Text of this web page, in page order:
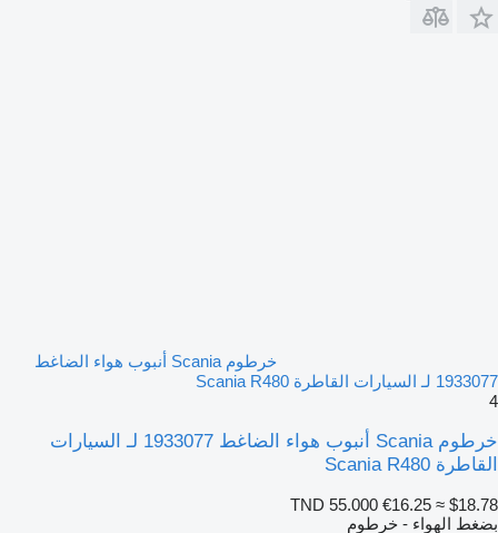
خرطوم Scania أنبوب هواء الضاغط
1933077 لـ السيارات القاطرة Scania R480
4
خرطوم Scania أنبوب هواء الضاغط 1933077 لـ السيارات
القاطرة Scania R480
TND 55.000 €16.25 ≈ $18.78
بضغط الهواء - خرطوم